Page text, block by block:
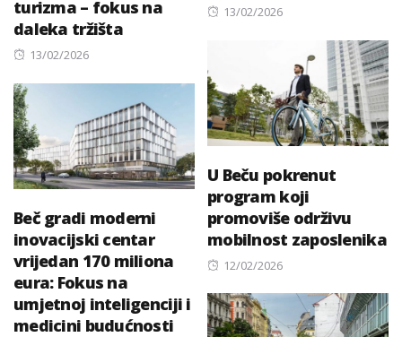
Posted
13/02/2026
turizma – fokus na
daleka tržišta
Posted
13/02/2026
U Beču pokrenut
program koji
promoviše održivu
mobilnost zaposlenika
Posted
12/02/2026
Beč gradi moderni
inovacijski centar
vrijedan 170 miliona
eura: Fokus na
umjetnoj inteligenciji i
medicini budućnosti